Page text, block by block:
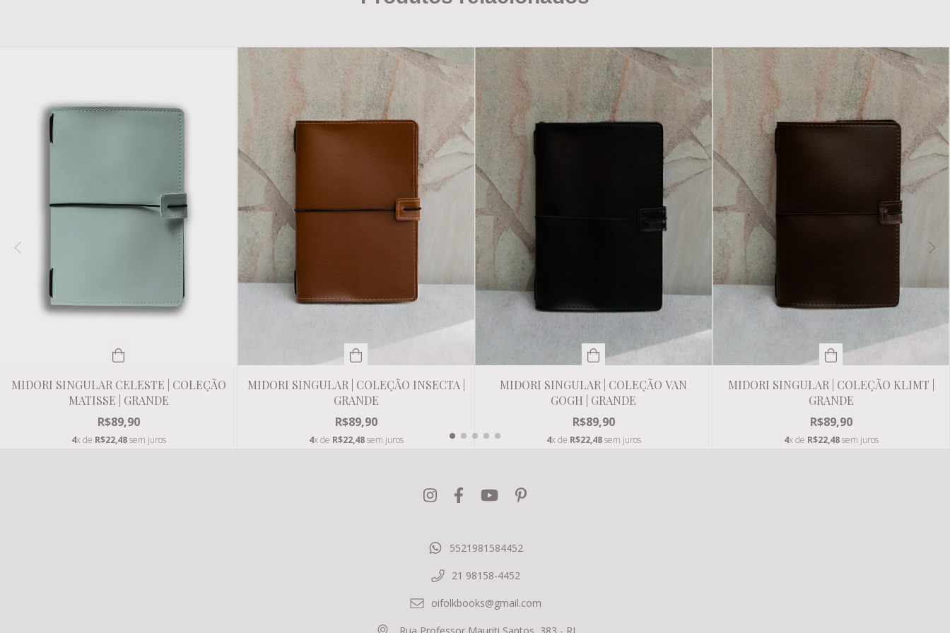
MIDORI SINGULAR CELESTE | COLEÇÃO
MATISSE | GRANDE
R$89,90
4x de R$22,48sem juros
MIDORI SINGULAR | COLEÇÃO INSECTA |
GRANDE
R$89,90
4x de R$22,48sem juros
MIDORI SINGULAR | COLEÇÃO VAN
GOGH | GRANDE
R$89,90
4x de R$22,48sem juros
MIDORI SINGULAR | COLEÇÃO KLIMT |
GRANDE
R$89,90
4x de R$22,48sem juros
5521981584452
21 98158-4452
oifolkbooks@gmail.com